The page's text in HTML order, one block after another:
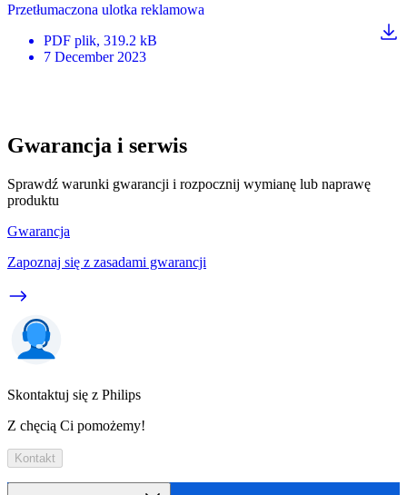
Przetłumaczona ulotka reklamowa
PDF plik, 319.2 kB
7 December 2023
Gwarancja i serwis
Sprawdź warunki gwarancji i rozpocznij wymianę lub naprawę
produktu
Gwarancja
Zapoznaj się z zasadami gwarancji
Skontaktuj się z Philips
Z chęcią Ci pomożemy!
Kontakt